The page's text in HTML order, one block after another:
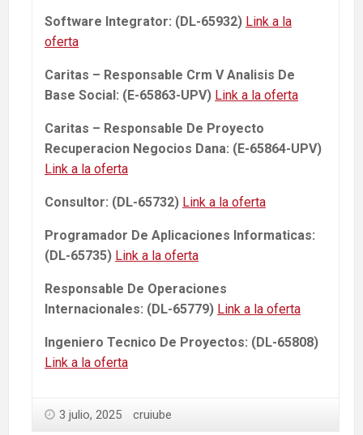
Software Integrator: (DL-65932) Link a la
oferta
Caritas – Responsable Crm V Analisis De
Base Social: (E-65863-UPV) Link a la oferta
Caritas – Responsable De Proyecto
Recuperacion Negocios Dana: (E-65864-UPV)
Link a la oferta
Consultor: (DL-65732) Link a la oferta
Programador De Aplicaciones Informaticas:
(DL-65735) Link a la oferta
Responsable De Operaciones
Internacionales: (DL-65779) Link a la oferta
Ingeniero Tecnico De Proyectos: (DL-65808)
Link a la oferta
3 julio, 2025 cruiube